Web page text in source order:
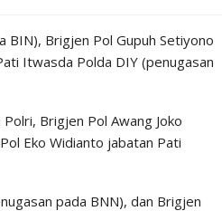
BIN), Brigjen Pol Gupuh Setiyono
Itwasda Polda DIY (penugasan
Brigjen Pol Awang Joko
Eko Widianto jabatan Pati
pada BNN), dan Brigjen